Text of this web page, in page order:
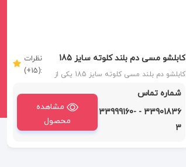
کابلشو مسی دم بلند کلوته سایز 185
کابلشو دم بلند مسی کلوته سایز 185 یکی از
است که به دلیل ویژگی‌هایی مانند رسانایی
عالی، طراحی دم بلند و مقاومت بالا، در بسیاری
از پروژه‌های صنعتی کاربرد دار
نظرات
:(15+)
شماره تماس
33901836 - 33999160-
3
مشاهده
محصول